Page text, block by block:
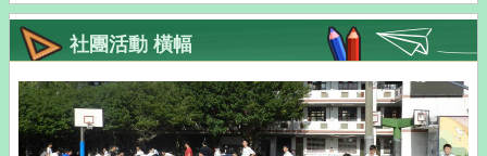
社團活動 橫幅